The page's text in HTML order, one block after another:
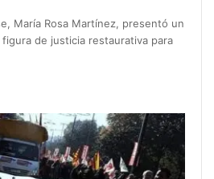
María Rosa Martínez, presentó un
de justicia restaurativa para